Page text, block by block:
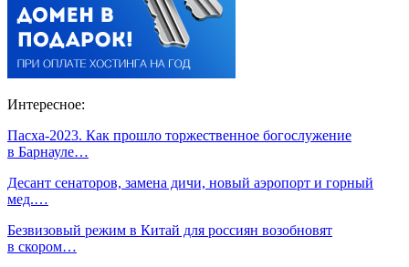
Интересное:
Пасха-2023. Как прошло торжественное богослужение
в Барнауле…
Десант сенаторов, замена дичи, новый аэропорт и горный
мед.…
Безвизовый режим в Китай для россиян возобновят
в скором…